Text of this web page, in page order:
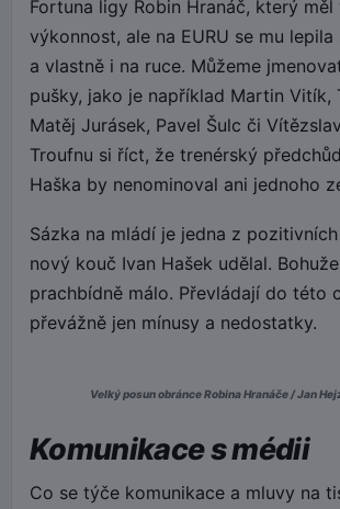
Fortuna ligy Robin Hranáč, který
výkonnost, ale na EURU se mu
a vlastně i na ruce. Můžeme
pušky, jako je například Martin Vitík,
Matěj Jurásek, Pavel Šulc či
Troufnu si říct, že trenérský
Haška by nenominoval ani jednoho
Sázka na mládí je jedna z
nový kouč Ivan Hašek udělal.
prachbídně málo. Převládají do této
převážně jen mínusy a nedostatky.
Velký posun obránce Robina Hranáče / Jan
Komunikace s médii
Co se týče komunikace a mluvy na